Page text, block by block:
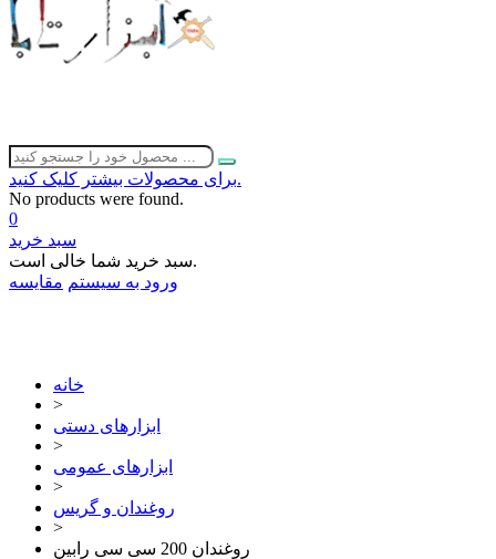
برای محصولات بیشتر کلیک کنید.
No products were found.
0
سبد خرید
سبد خرید شما خالی است.
ورود به سیستم مقایسه
خانه
>
ابزارهای دستی
>
ابزارهای عمومی
>
روغندان و گریس
>
روغندان 200 سی سی رابین